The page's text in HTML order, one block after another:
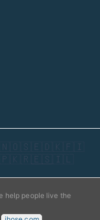
🇳🇴 🇸🇪 🇩🇰 🇫🇮
🇰🇷 🇪🇸 🇮🇱
help people live the